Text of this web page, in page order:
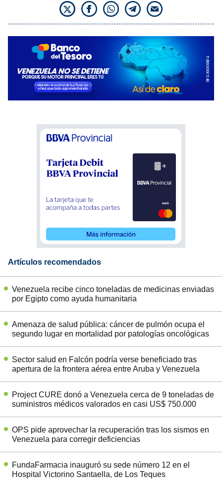
Artículos recomendados
Venezuela recibe cinco toneladas de medicinas enviadas
por Egipto como ayuda humanitaria
Amenaza de salud pública: cáncer de pulmón ocupa el
segundo lugar en mortalidad por patologías oncológicas
Sector salud en Falcón podría verse beneficiado tras
apertura de la frontera aérea entre Aruba y Venezuela
Project CURE donó a Venezuela cerca de 9 toneladas de
suministros médicos valorados en casi US$ 750.000
OPS pide aprovechar la recuperación tras los sismos en
Venezuela para corregir deficiencias
FundaFarmacia inauguró su sede número 12 en el
Hospital Victorino Santaella, de Los Teques